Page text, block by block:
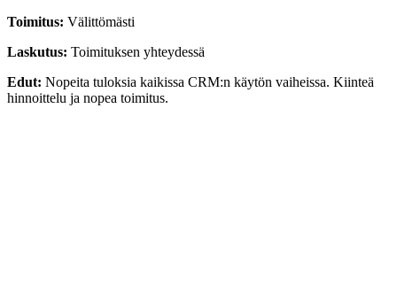
Toimitus: Välittömästi
Laskutus: Toimituksen yhteydessä
Edut: Nopeita tuloksia kaikissa CRM:n käytön vaiheissa. Kiinteä
hinnoittelu ja nopea toimitus.